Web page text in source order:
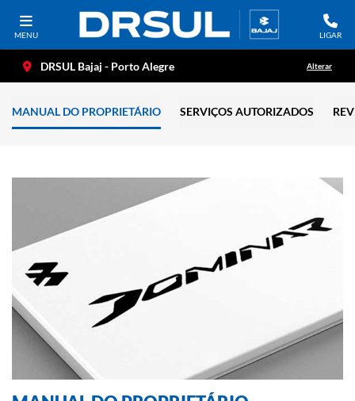
MENU LIGAR
DRSUL Bajaj - Porto Alegre Alterar
SERVIÇOS AUTORIZADOS
MANUAL DO PROPRIETÁRIO